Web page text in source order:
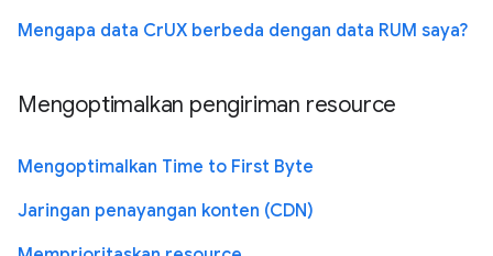
Mengapa data CrUX berbeda dengan data RUM saya?
Mengoptimalkan pengiriman resource
Mengoptimalkan Time to First Byte
Jaringan penayangan konten (CDN)